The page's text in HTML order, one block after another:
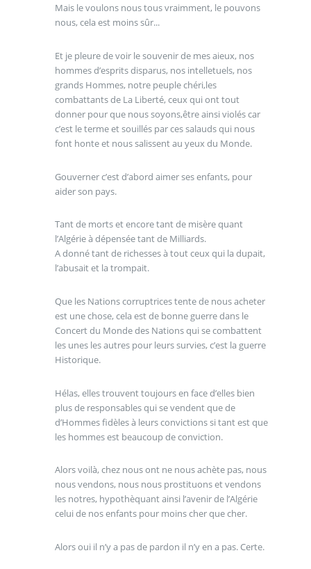
Mais le voulons nous tous vraimment, le pouvons
nous, cela est moins sûr...
Et je pleure de voir le souvenir de mes aieux, nos
hommes d’esprits disparus, nos intelletuels, nos
grands Hommes, notre peuple chéri,les
combattants de La Liberté, ceux qui ont tout
donner pour que nous soyons,être ainsi violés car
c’est le terme et souillés par ces salauds qui nous
font honte et nous salissent au yeux du Monde.
Gouverner c’est d’abord aimer ses enfants, pour
aider son pays.
Tant de morts et encore tant de misère quant
l’Algérie à dépensée tant de Milliards.
A donné tant de richesses à tout ceux qui la dupait,
l’abusait et la trompait.
Que les Nations corruptrices tente de nous acheter
est une chose, cela est de bonne guerre dans le
Concert du Monde des Nations qui se combattent
les unes les autres pour leurs survies, c’est la guerre
Historique.
Hélas, elles trouvent toujours en face d’elles bien
plus de responsables qui se vendent que de
d’Hommes fidèles à leurs convictions si tant est que
les hommes est beaucoup de conviction.
Alors voilà, chez nous ont ne nous achète pas, nous
nous vendons, nous nous prostituons et vendons
les notres, hypothèquant ainsi l’avenir de l’Algérie
celui de nos enfants pour moins cher que cher.
Alors oui il n’y a pas de pardon il n’y en a pas. Certe.